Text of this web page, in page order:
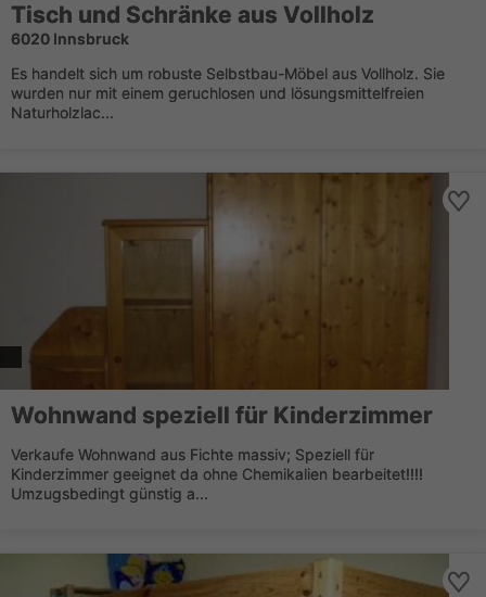
Tisch und Schränke aus Vollholz
6020 Innsbruck
Es handelt sich um robuste Selbstbau-Möbel aus Vollholz. Sie
wurden nur mit einem geruchlosen und lösungsmittelfreien
Naturholzlac...
Wohnwand speziell für Kinderzimmer
Verkaufe Wohnwand aus Fichte massiv; Speziell für
Kinderzimmer geeignet da ohne Chemikalien bearbeitet!!!!
Umzugsbedingt günstig a...